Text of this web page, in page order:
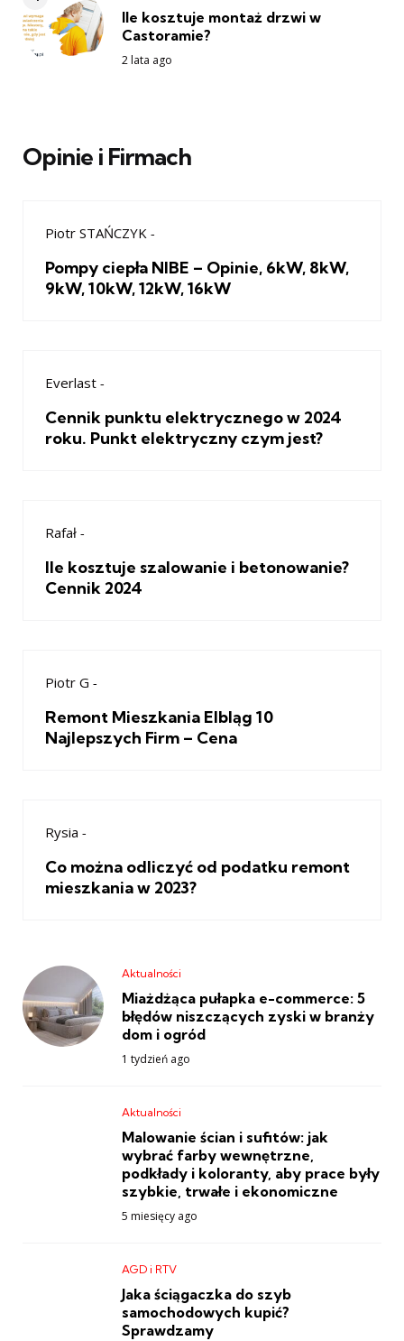
Ile kosztuje montaż drzwi w
Castoramie?
2 lata ago
Opinie i Firmach
Piotr STAŃCZYK -
Pompy ciepła NIBE – Opinie, 6kW, 8kW,
9kW, 10kW, 12kW, 16kW
Everlast -
Cennik punktu elektrycznego w 2024
roku. Punkt elektryczny czym jest?
Rafał -
Ile kosztuje szalowanie i betonowanie?
Cennik 2024
Piotr G -
Remont Mieszkania Elbląg 10
Najlepszych Firm – Cena
Rysia -
Co można odliczyć od podatku remont
mieszkania w 2023?
Aktualności
Miażdżąca pułapka e-commerce: 5
błędów niszczących zyski w branży
dom i ogród
1 tydzień ago
Aktualności
Malowanie ścian i sufitów: jak
wybrać farby wewnętrzne,
podkłady i koloranty, aby prace były
szybkie, trwałe i ekonomiczne
5 miesięcy ago
AGD i RTV
Jaka ściągaczka do szyb
samochodowych kupić?
Sprawdzamy